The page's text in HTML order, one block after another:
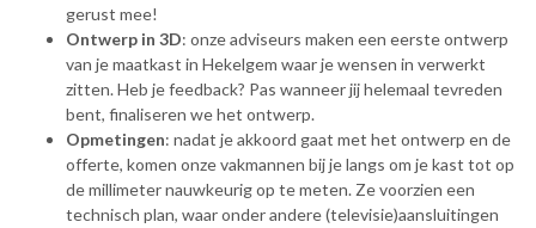
gerust mee!
Ontwerp in 3D: onze adviseurs maken een eerste ontwerp
van je maatkast in Hekelgem waar je wensen in verwerkt
zitten. Heb je feedback? Pas wanneer jij helemaal tevreden
bent, finaliseren we het ontwerp.
Opmetingen: nadat je akkoord gaat met het ontwerp en de
offerte, komen onze vakmannen bij je langs om je kast tot op
de millimeter nauwkeurig op te meten. Ze voorzien een
technisch plan, waar onder andere (televisie)aansluitingen